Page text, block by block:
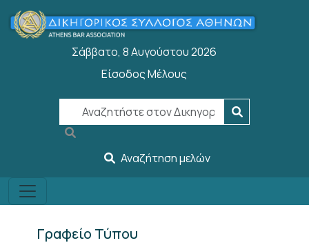
Παράκαμψη προς το κυρίως περιεχόμενο
Σάββατο, 8 Αυγούστου 2026
User account menu
Είσοδος Μέλους
Αναζήτηση μελών
Γραφείο Τύπου